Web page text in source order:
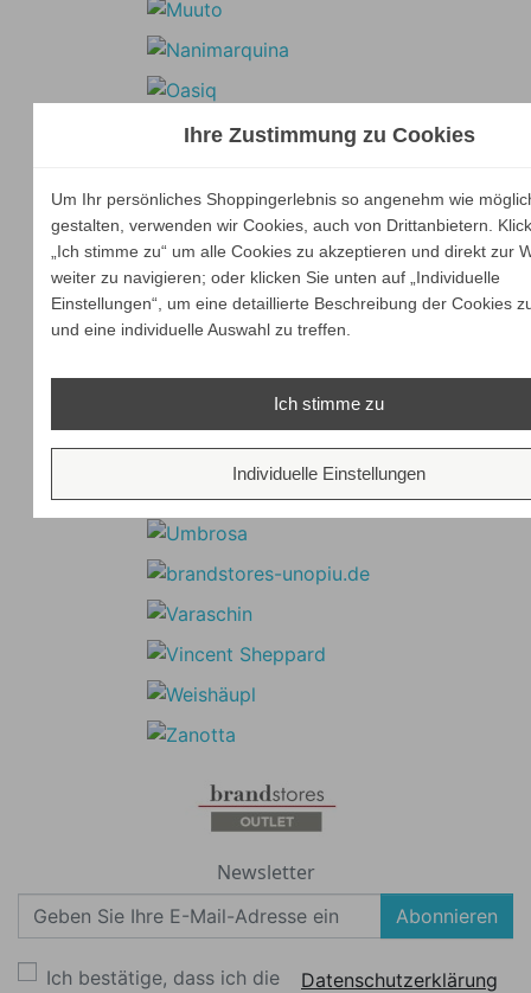
Newsletter
Abonnieren
Ich bestätige, dass ich die
Datenschutzerklärung
Ihre Zustimmung zu Cookies
Um Ihr persönliches Shoppingerlebnis so angenehm wie
gestalten, verwenden wir Cookies, auch von Drittanbietern.
„Ich stimme zu“ um alle Cookies zu akzeptieren und direkt zur
weiter zu navigieren; oder klicken Sie unten auf „Individuelle
Einstellungen“, um eine detaillierte Beschreibung der Cookies
und eine individuelle Auswahl zu treffen.
Ich stimme zu
Individuelle Einstellungen